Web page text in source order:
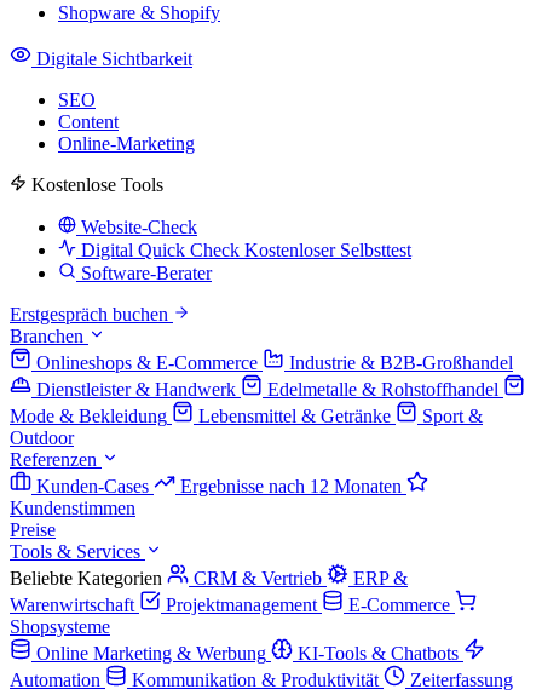
Shopware & Shopify
Digitale Sichtbarkeit
SEO
Content
Online-Marketing
Kostenlose Tools
Website-Check
Digital Quick Check Kostenloser Selbsttest
Software-Berater
Erstgespräch buchen
Branchen
Onlineshops & E-Commerce
Industrie & B2B-Großhandel
Dienstleister & Handwerk
Edelmetalle & Rohstoffhandel
Mode & Bekleidung
Lebensmittel & Getränke
Sport &
Outdoor
Referenzen
Kunden-Cases
Ergebnisse nach 12 Monaten
Kundenstimmen
Preise
Tools & Services
Beliebte Kategorien
CRM & Vertrieb
ERP &
Warenwirtschaft
Projektmanagement
E-Commerce
Shopsysteme
Online Marketing & Werbung
KI-Tools & Chatbots
Automation
Kommunikation & Produktivität
Zeiterfassung